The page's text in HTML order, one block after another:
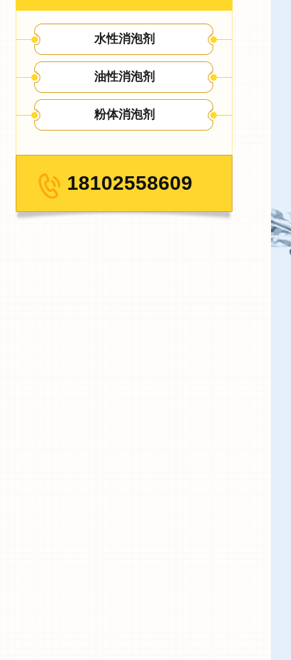
水性消泡剂
油性消泡剂
粉体消泡剂
18102558609